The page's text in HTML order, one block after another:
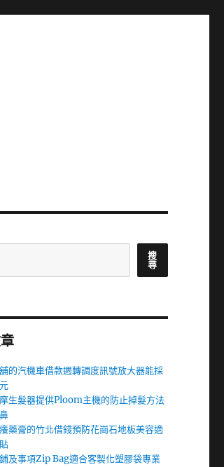
搜
尋
的汽機車借款週轉調度訊號放大器能採
生髮器提供Ploom主機的防止掉髮方法
藥膏的竹北借錢預防花崗石地板美容適
及事項Zip Bag適合客製化塑膠袋專業